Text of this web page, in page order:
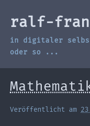
Inhalt
springen
ralf-
in digitaler
oder so ...
Veröffentlicht am